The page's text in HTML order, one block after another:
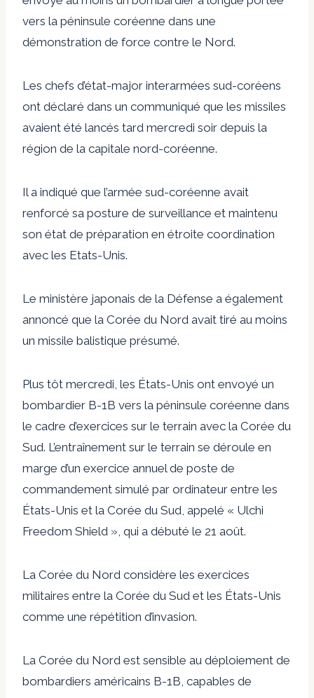
vers la péninsule coréenne dans une
démonstration de force contre le Nord.
Les chefs d’état-major interarmées sud-coréens
ont déclaré dans un communiqué que les missiles
avaient été lancés tard mercredi soir depuis la
région de la capitale nord-coréenne.
Il a indiqué que l’armée sud-coréenne avait
renforcé sa posture de surveillance et maintenu
son état de préparation en étroite coordination
avec les Etats-Unis.
Le ministère japonais de la Défense a également
annoncé que la Corée du Nord avait tiré au moins
un missile balistique présumé.
Plus tôt mercredi, les États-Unis ont envoyé un
bombardier B-1B vers la péninsule coréenne dans
le cadre d’exercices sur le terrain avec la Corée du
Sud. L’entraînement sur le terrain se déroule en
marge d’un exercice annuel de poste de
commandement simulé par ordinateur entre les
États-Unis et la Corée du Sud, appelé « Ulchi
Freedom Shield », qui a débuté le 21 août.
La Corée du Nord considère les exercices
militaires entre la Corée du Sud et les États-Unis
comme une répétition d’invasion.
La Corée du Nord est sensible au déploiement de
bombardiers américains B-1B, capables de